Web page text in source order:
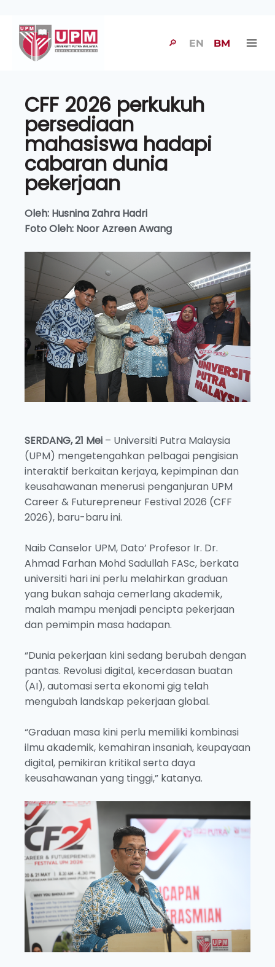
🔎 EN BM
CFF 2026 perkukuh
persediaan
mahasiswa hadapi
cabaran dunia
pekerjaan
Oleh: Husnina Zahra Hadri
Foto Oleh: Noor Azreen Awang
SERDANG, 21 Mei – Universiti Putra Malaysia
(UPM) mengetengahkan pelbagai pengisian
interaktif berkaitan kerjaya, kepimpinan dan
keusahawanan menerusi penganjuran UPM
Career & Futurepreneur Festival 2026 (CFF
2026), baru-baru ini.
Naib Canselor UPM, Dato’ Profesor Ir. Dr.
Ahmad Farhan Mohd Sadullah FASc, berkata
universiti hari ini perlu melahirkan graduan
yang bukan sahaja cemerlang akademik,
malah mampu menjadi pencipta pekerjaan
dan pemimpin masa hadapan.
“Dunia pekerjaan kini sedang berubah dengan
pantas. Revolusi digital, kecerdasan buatan
(AI), automasi serta ekonomi gig telah
mengubah landskap pekerjaan global.
“Graduan masa kini perlu memiliki kombinasi
ilmu akademik, kemahiran insaniah, keupayaan
digital, pemikiran kritikal serta daya
keusahawanan yang tinggi,” katanya.